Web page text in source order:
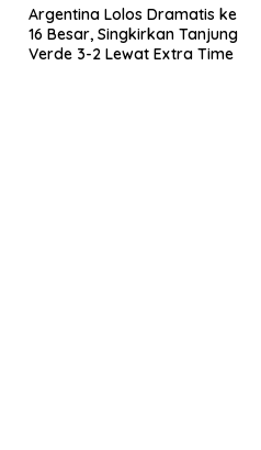
Argentina Lolos Dramatis ke
16 Besar, Singkirkan Tanjung
Verde 3-2 Lewat Extra Time